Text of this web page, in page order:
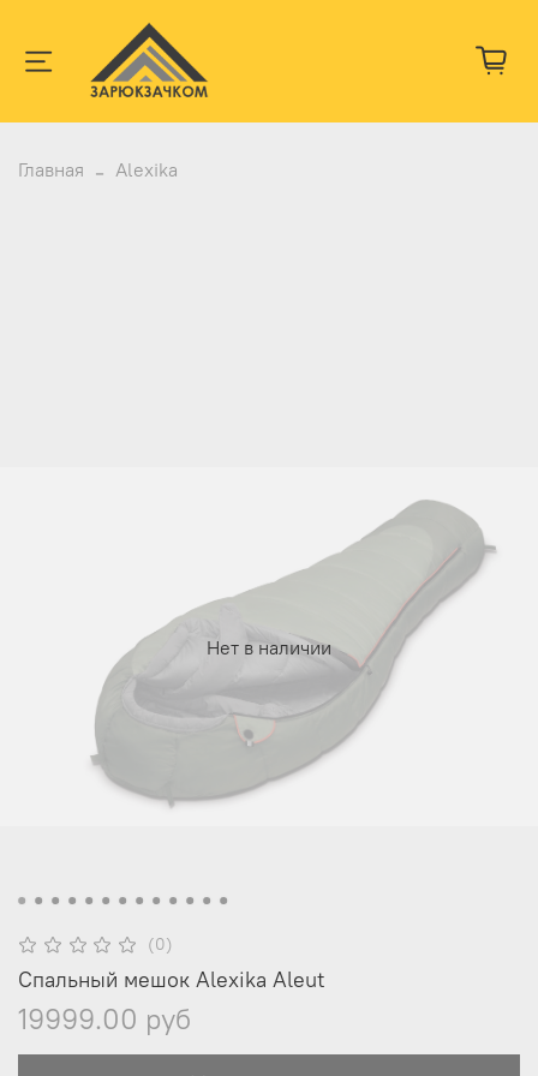
Главная Alexika
Нет в наличии
(0)
Спальный мешок Alexika Aleut
19999.00 руб